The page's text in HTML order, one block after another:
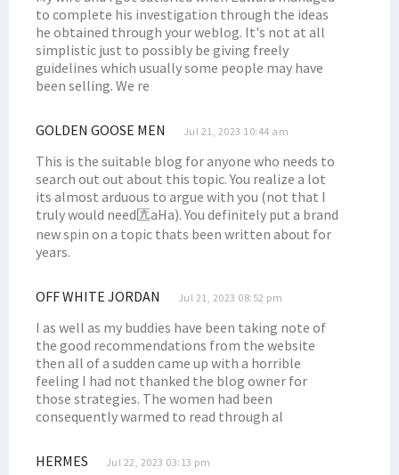
to complete his investigation through the ideas
he obtained through your weblog. It's not at all
simplistic just to possibly be giving freely
guidelines which usually some people may have
been selling. We re
GOLDEN GOOSE MEN Jul 21, 2023 10:44 am
This is the suitable blog for anyone who needs to
search out out about this topic. You realize a lot
its almost arduous to argue with you (not that I
truly would need匟aHa). You definitely put a brand
new spin on a topic thats been written about for
years.
OFF WHITE JORDAN Jul 21, 2023 08:52 pm
I as well as my buddies have been taking note of
the good recommendations from the website
then all of a sudden came up with a horrible
feeling I had not thanked the blog owner for
those strategies. The women had been
consequently warmed to read through al
HERMES Jul 22, 2023 03:13 pm